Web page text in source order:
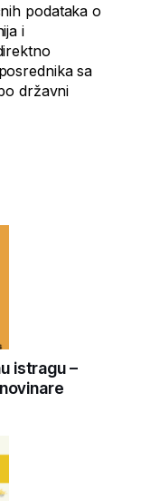
podataka o
i
sa
državni
istragu –